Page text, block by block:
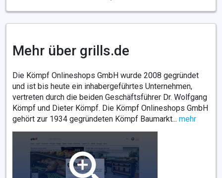
Mehr über grills.de
Die Kömpf Onlineshops GmbH wurde 2008 gegründet
und ist bis heute ein inhabergeführtes Unternehmen,
vertreten durch die beiden Geschäftsführer Dr. Wolfgang
Kömpf und Dieter Kömpf. Die Kömpf Onlineshops GmbH
gehört zur 1934 gegründeten Kömpf Baumarkt... mehr